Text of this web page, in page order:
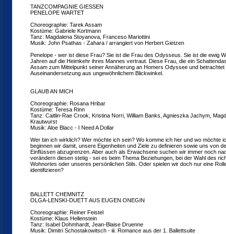
TANZCOMPAGNIE GIESSEN
PENELOPE WARTET
Choreographie: Tarek Assam
Kostüme: Gabriele Kortmann
Tanz: Magdalena Stoyanova, Franceso Mariottini
Musik: John Psathas - Zahara / arrangiert von Herbert Gietzen
Penelope - wer ist diese Frau? Sie ist die Frau des Odysseus. Sie ist die ewig
Jahren auf die Heimkehr ihres Mannes vertraut. Diese Frau, die ein
Assam zum Mittelpunkt seiner Annäherung an Homers Odyssee und
Auseinandersetzung aus ungewöhnlichem Blickwinkel.
GLAUB AN MICH
Choreographie: Rosana Hribar
Kostüme: Teresa Rinn
Tanz: Caitlin-Rae Crook, Kristina Norri, William Banks, Agnieszka Jachym,
Krautwurst
Musik: Aloe Blacc - I Need A Dollar
Wer bin ich wirklich? Wer möchte ich sein? Wo komme ich her und wo möchte
beginnen wir damit, unsere Eigenheiten und Ziele zu definieren sowie uns von
Einflüssen abzugrenzen. Aber auch als Erwachsene suchen wir immer noch
verändern diesen stetig - sei es beim Thema Beziehungen, bei der Wahl des
Wohnortes oder unseres persönlichen Stils. Oder spielen wir doch nur eine
identifizieren?
BALLETT CHEMNITZ
OLGA-LENSKI-DUETT AUS EUGEN ONEGIN
Choreographie: Reiner Feistel
Kostüme: Klaus Hellenstein
Tanz: Isabel Dohmhardt, Jean-Blaise Druenne
Musik: Dimitri Schostakowitsch - iii. Romance aus der 1. Ballettsuite